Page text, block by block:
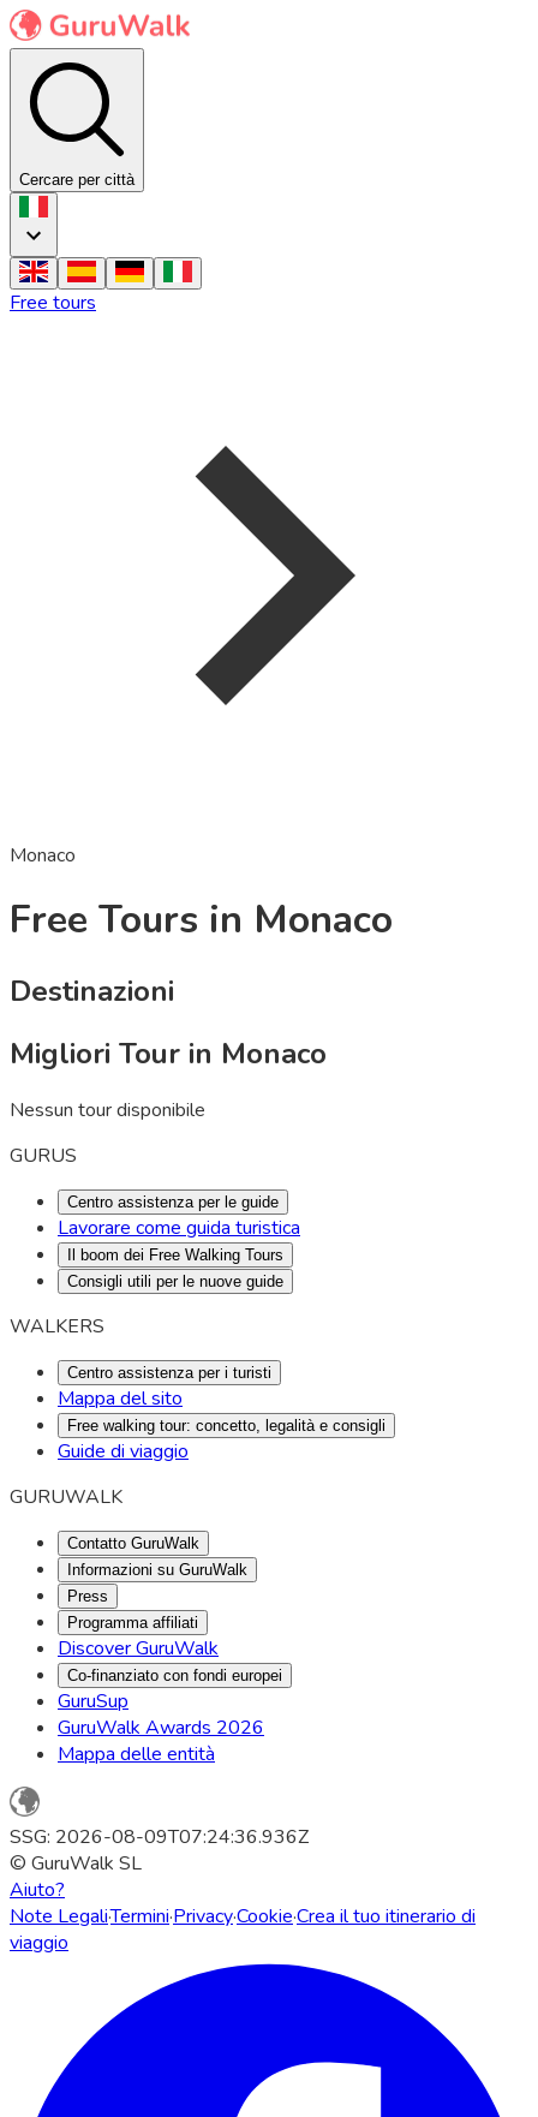
Cercare per città
Free tours
Monaco
Free Tours in Monaco
Destinazioni
Migliori Tour in Monaco
Nessun tour disponibile
GURUS
Centro assistenza per le guide
Lavorare come guida turistica
Il boom dei Free Walking Tours
Consigli utili per le nuove guide
WALKERS
Centro assistenza per i turisti
Mappa del sito
Free walking tour: concetto, legalità e consigli
Guide di viaggio
GURUWALK
Contatto GuruWalk
Informazioni su GuruWalk
Press
Programma affiliati
Discover GuruWalk
Co-finanziato con fondi europei
GuruSup
GuruWalk Awards 2026
Mappa delle entità
SSG: 2026-08-09T07:24:36.936Z
© GuruWalk SL
Aiuto?
Note Legali·Termini·Privacy·Cookie·Crea il tuo itinerario di
viaggio